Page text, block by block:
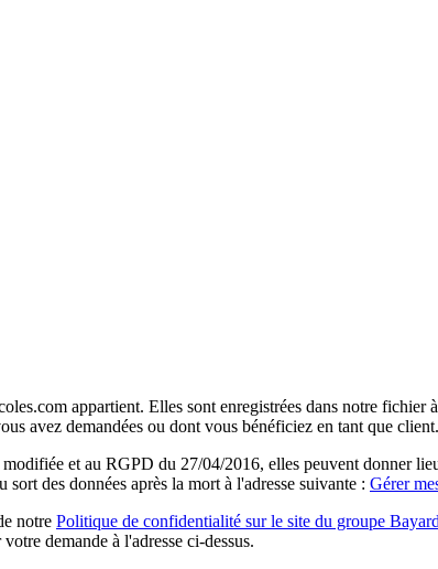
appartient. Elles sont enregistrées dans notre
avez demandées ou dont vous bénéficiez en tant que client.
et au RGPD du 27/04/2016, elles peuvent donner
des données après la mort à l'adresse suivante : Gérer
notre Politique de confidentialité sur le site du groupe Bayard
demande à l'adresse ci-dessus.